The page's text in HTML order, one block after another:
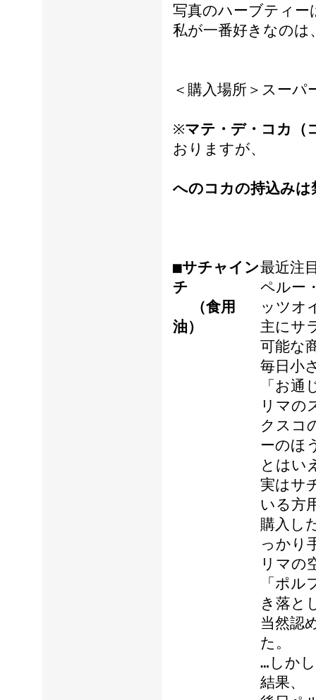
写真のハーブティー
私が一番好きなの
＜購入場所＞スー
※マテ・デ・コカ（
おりますが、
へのコカの持込みは
■サチャイン
チ
（食用
油）
最近注
ペルー
ッツオ
主にサ
可能な
毎日小
「お
リマの
クスコ
ーのほ
とはい
実はサ
いる方
購入し
っかり
リマの
「ポ
き落と
当然認
た。
…しか
結果、